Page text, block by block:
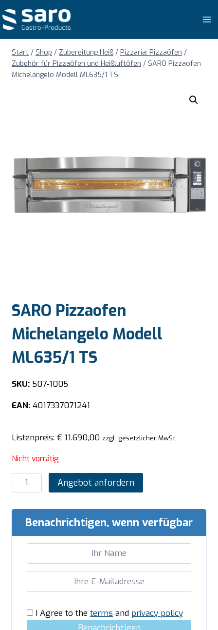
Inhalt
springen
Start / Shop / Zubereitung Heiß / Pizzaria: Pizzaöfen /
Zubehör für Pizzaöfen und Heißluftöfen / SARO Pizzaofen
Michelangelo Modell ML635/1 TS
SARO Pizzaofen
Michelangelo Modell
ML635/1 TS
SKU: 507-1005
EAN: 4017337071241
Listenpreis: € 11.690,00 zzgl. gesetzlicher MwSt.
Nicht vorrätig
SARO
Pizzaofen
Modell
Angebot anfordern
Benachrichtigen, wenn verfügbar
I Agree to the terms and privacy policy